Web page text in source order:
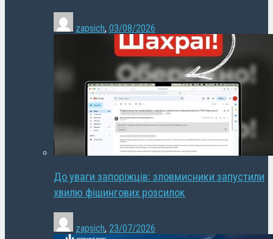
zapsich, 03/08/2026
До уваги запоріжців: зловмисники запустили
хвилю фішингових розсилок
zapsich, 23/07/2026